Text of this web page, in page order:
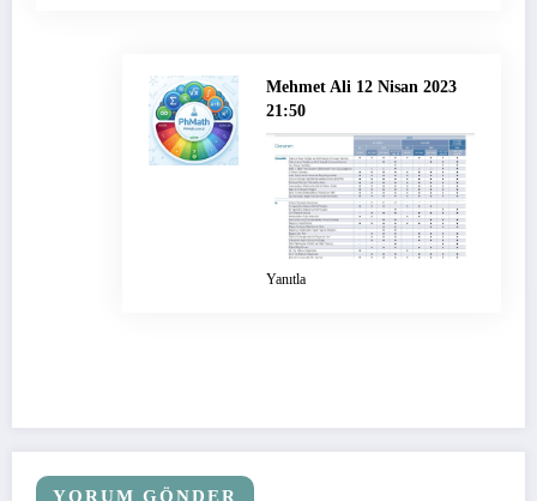
Mehmet Ali 12 Nisan 2023
21:50
Yanıtla
YORUM GÖNDER